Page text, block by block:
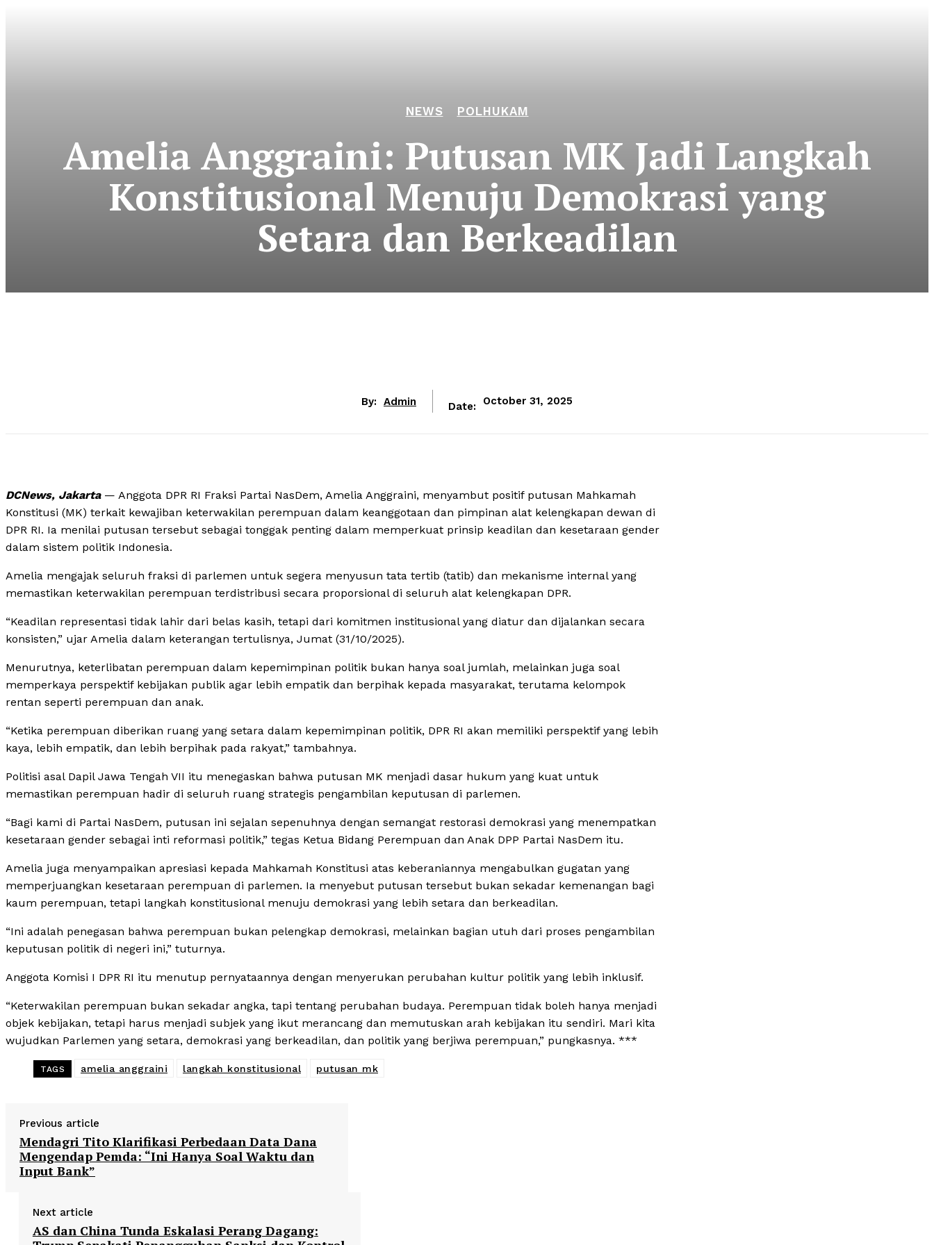
NEWS POLHUKAM
Amelia Anggraini: Putusan MK Jadi Langkah
Konstitusional Menuju Demokrasi yang
Setara dan Berkeadilan
By: Admin Date: October 31, 2025
DCNews, Jakarta— Anggota DPR RI Fraksi Partai NasDem, Amelia Anggraini, menyambut positif putusan Mahkamah
Konstitusi (MK) terkait kewajiban keterwakilan perempuan dalam keanggotaan dan pimpinan alat kelengkapan dewan di
DPR RI. Ia menilai putusan tersebut sebagai tonggak penting dalam memperkuat prinsip keadilan dan kesetaraan gender
dalam sistem politik Indonesia.
Amelia mengajak seluruh fraksi di parlemen untuk segera menyusun tata tertib (tatib) dan mekanisme internal yang
memastikan keterwakilan perempuan terdistribusi secara proporsional di seluruh alat kelengkapan DPR.
“Keadilan representasi tidak lahir dari belas kasih, tetapi dari komitmen institusional yang diatur dan dijalankan secara
konsisten,” ujar Amelia dalam keterangan tertulisnya, Jumat (31/10/2025).
Menurutnya, keterlibatan perempuan dalam kepemimpinan politik bukan hanya soal jumlah, melainkan juga soal
memperkaya perspektif kebijakan publik agar lebih empatik dan berpihak kepada masyarakat, terutama kelompok
rentan seperti perempuan dan anak.
“Ketika perempuan diberikan ruang yang setara dalam kepemimpinan politik, DPR RI akan memiliki perspektif yang lebih
kaya, lebih empatik, dan lebih berpihak pada rakyat,” tambahnya.
Politisi asal Dapil Jawa Tengah VII itu menegaskan bahwa putusan MK menjadi dasar hukum yang kuat untuk
memastikan perempuan hadir di seluruh ruang strategis pengambilan keputusan di parlemen.
“Bagi kami di Partai NasDem, putusan ini sejalan sepenuhnya dengan semangat restorasi demokrasi yang menempatkan
kesetaraan gender sebagai inti reformasi politik,” tegas Ketua Bidang Perempuan dan Anak DPP Partai NasDem itu.
Amelia juga menyampaikan apresiasi kepada Mahkamah Konstitusi atas keberaniannya mengabulkan gugatan yang
memperjuangkan kesetaraan perempuan di parlemen. Ia menyebut putusan tersebut bukan sekadar kemenangan bagi
kaum perempuan, tetapi langkah konstitusional menuju demokrasi yang lebih setara dan berkeadilan.
“Ini adalah penegasan bahwa perempuan bukan pelengkap demokrasi, melainkan bagian utuh dari proses pengambilan
keputusan politik di negeri ini,” tuturnya.
Anggota Komisi I DPR RI itu menutup pernyataannya dengan menyerukan perubahan kultur politik yang lebih inklusif.
“Keterwakilan perempuan bukan sekadar angka, tapi tentang perubahan budaya. Perempuan tidak boleh hanya menjadi
objek kebijakan, tetapi harus menjadi subjek yang ikut merancang dan memutuskan arah kebijakan itu sendiri. Mari kita
wujudkan Parlemen yang setara, demokrasi yang berkeadilan, dan politik yang berjiwa perempuan,” pungkasnya. ***
TAGS amelia anggraini langkah konstitusional putusan mk
Previous article
Mendagri Tito Klarifikasi Perbedaan Data Dana
Mengendap Pemda: “Ini Hanya Soal Waktu dan
Input Bank”
Next article
AS dan China Tunda Eskalasi Perang Dagang: